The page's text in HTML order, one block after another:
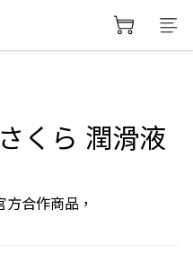
くら 潤滑液
合作商品，